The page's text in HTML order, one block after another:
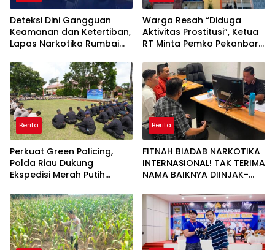
Deteksi Dini Gangguan
Keamanan dan Ketertiban,
Lapas Narkotika Rumbai
Hunian
Warga Resah “Diduga
Aktivitas Prostitusi”, Ketua
RT Minta Pemko Pekanbaru
Aktivitas Z Homestay di
Jalan Tanjung Datuk
Berita
Perkuat Green Policing,
Polda Riau Dukung
Ekspedisi Merah Putih
Penanaman Mangrove
Berita
FITNAH BIADAB NARKOTIKA
INTERNASIONAL! TAK TERIMA
NAMA BAIKNYA DIINJAK-
DECLARE WAR: SIAP Bantai
DAN SERET AKUN PEMBUNUH
KARAKTER KE PENJARA
POLDA KEPRI!